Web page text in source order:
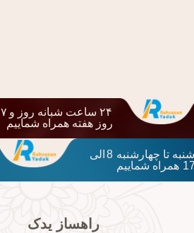
۲۴ ساعت شبانه روز و ۷
روز هفته همراه شماییم
شنبه تا چهارشنبه 8 الی
17 همراه شماییم
راهساز یدک